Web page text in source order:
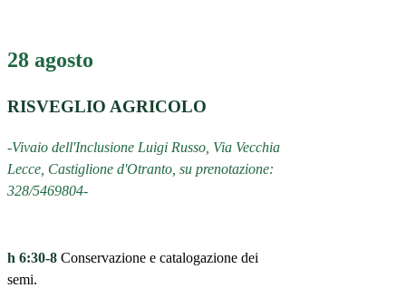
28 agosto
RISVEGLIO AGRICOLO
-Vivaio dell'Inclusione Luigi Russo, Via Vecchia
Lecce, Castiglione d'Otranto, su prenotazione:
328/5469804-
h 6:30-8 Conservazione e catalogazione dei
semi.